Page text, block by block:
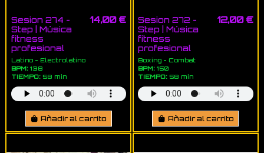
Sesion 274 -
Step | Música
fitness
profesional
Latino - Electrolatino
BPM:138
TIEMPO:58 min
14,00 €
Añadir al carrito
Sesion 272 -
Step | Música
fitness
profesional
Boxing - Combat
BPM: 150
TIEMPO: 58 min
12,00 €
Añadir al carrito